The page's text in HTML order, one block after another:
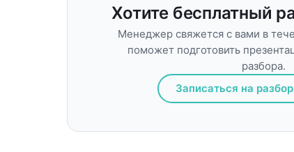
Хотите бесплатный
Менеджер свяжется с вами в
поможет подготовить
разбора.
Записаться на